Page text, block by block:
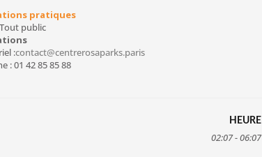
pratiques
Tout public
:contact@centrerosaparks.paris
: 01 42 85 85 88
HEURE
02:07 - 06:07